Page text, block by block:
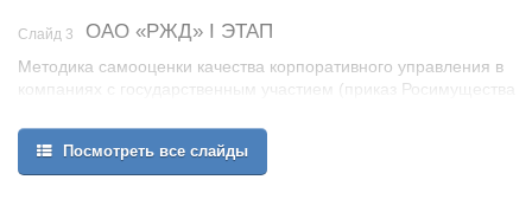
Слайд 3 ОАО «РЖД» I ЭТАП
Методика самооценки качества корпоративного управления в
компаниях с государственным участием (приказ Росимущества
Посмотреть все слайды